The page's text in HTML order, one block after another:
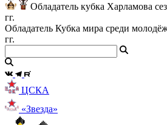
Обладатель кубка Харламова
гг.
Обладатель Кубка мира среди
гг.
ЦСКА
«Звезда»